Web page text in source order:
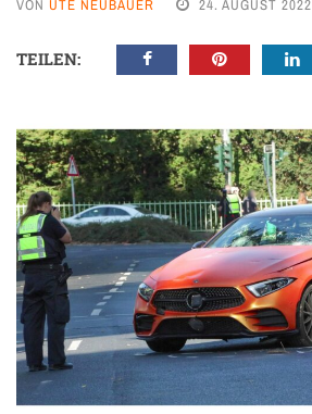
VON UTE NEUBAUER 24. AUGUST 2022
TEILEN: